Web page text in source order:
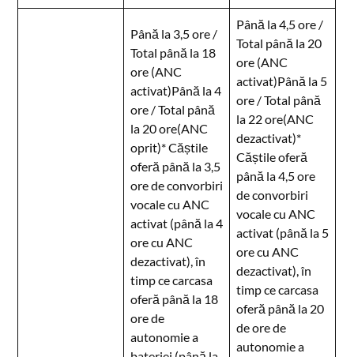
Până la 3,5 ore /
Total până la 18
ore (ANC
activat)Până la 4
ore / Total până
la 20 ore(ANC
oprit)* Căștile
oferă până la 3,5
ore de convorbiri
vocale cu ANC
activat (până la 4
ore cu ANC
dezactivat), în
timp ce carcasa
oferă până la 18
ore de
autonomie a
Până la 4,5 ore /
Total până la 20
ore (ANC
activat)Până la 5
ore / Total până
la 22 ore(ANC
dezactivat)*
Căștile oferă
până la 4,5 ore
de convorbiri
vocale cu ANC
activat (până la 5
ore cu ANC
dezactivat), în
timp ce carcasa
oferă până la 20
de ore de
autonomie a